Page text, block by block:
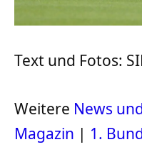
Text und Fotos:
Weitere News
Magazin | 1.